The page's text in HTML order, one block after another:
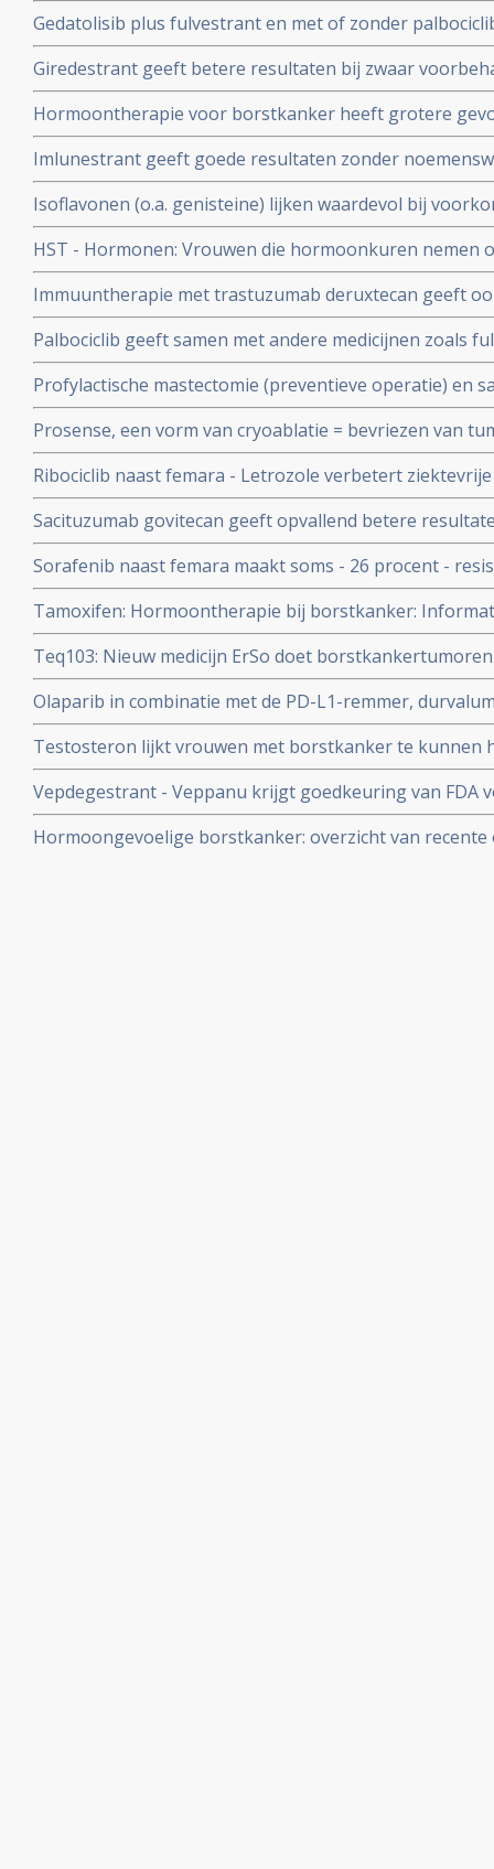
Gedatolisib plus fulvestrant en met of zonder
ziekteprogressievrije overleving bij patienten met
PIK3CA wild-type na progressie tijdens of na
aromataseremmer
Giredestrant geeft betere resultaten bij zwaar
uitgezaaide borstkanker met ER+ in vergelijking met
met ESR1-mutaties
Hormoontherapie voor borstkanker heeft grotere
dan chemotherapie en bijwerkingen van
Imlunestrant geeft goede resultaten zonder
exemestaan of fulvestrant voorbehandelde
uitgezaaide endometriumkanker
Isoflavonen (o.a. genisteine) lijken waardevol bij
recidief.
HST - Hormonen: Vrouwen die hormoonkuren nemen
tegen te gaan hebben beduidend groter risico op
van borstkanker, aldus grote langjarige studie van WHI
Immuuntherapie met trastuzumab deruxtecan geeft
met hormoongevoelige tumoren (ER pos. en HER2
resultaten met zelfs 2 complete remissies met of
Palbociclib geeft samen met andere medicijnen zoals
uitstekende resultaten bij hormoongevoelige
Profylactische mastectomie (preventieve operatie) en
(verwijdering van eierstokken plus eileiders) bij
mutatie werkt uitstekend op voorkomen van
Prosense, een vorm van cryoablatie = bevriezen van
FDA voor gebruik bij borstkankerpatienten van 70-
borstkanker in beginstadium
Ribociclib naast femara - Letrozole verbetert
procent versus femara letrozole alleen bij gevorderde
negatieve borstkanker.
Sacituzumab govitecan geeft opvallend betere
HR+/HER2 neg. gevorderde borstkanker in
keuze van behandelend oncoloog
Sorafenib naast femara maakt soms - 26 procent -
gevoelig voor hormoontherapie (o.a. Arimidex en
toegevoegd
Tamoxifen: Hormoontherapie bij borstkanker:
gezet
Teq103: Nieuw medicijn ErSo doet
estrogeen gevoelig zijn binnen enkele weken
Olaparib in combinatie met de PD-L1-remmer,
bij patiënten met erfelijke BRCA1-gemuteerde of
borstkanker. copy 1
Testosteron lijkt vrouwen met borstkanker te kunnen
studie
Vepdegestrant - Veppanu krijgt goedkeuring van FDA
negatieve, ESR1-gemuteerde gevorderde of
via de Guardant360 CDx Genometest
Hormoongevoelige borstkanker: overzicht van